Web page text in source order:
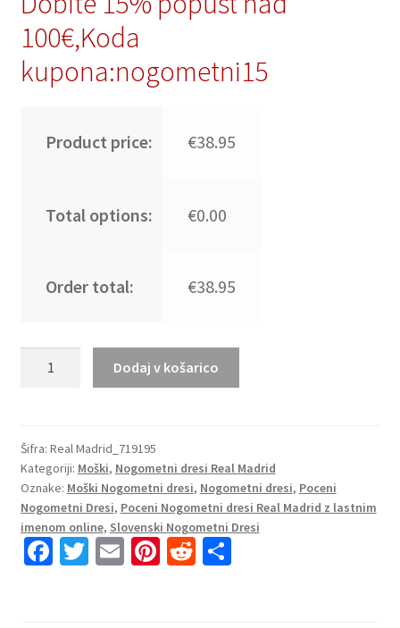
100€,Koda
kupona:nogometni15
Product price: €38.95
Total options: €0.00
Order total: €38.95
Madrid
kompleti
Gostujoči
2023
ZIDANE
5
Dodaj v košarico
Šifra: Real Madrid_719195
Kategoriji: Moški, Nogometni dresi Real Madrid
Oznake: Moški Nogometni dresi, Nogometni dresi, Poceni
Nogometni Dresi, Poceni Nogometni dresi Real Madrid z lastnim
imenom online, Slovenski Nogometni Dresi
Fa T E Pi R S